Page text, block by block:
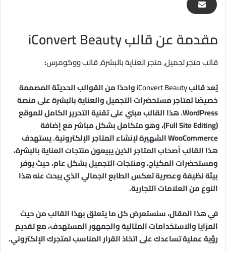
مقدمة عن قالب iConvert Beauty
قالب متجر تجميل, متجر العناية بالبشرة, قالب ووكومرس:
يُعد قالبiConvert Beautyواحدًا من القوالب الحديثة المصممة
خصيصًا لمتاجر مستحضرات التجميل والعناية بالبشرة على منصة
WordPress. هذا القالب مبني على تقنية التحرير الكامل للموقع
(Full Site Editing)، وهو متكامل بشكل مباشر مع إضافة
WooCommerce الشهيرة لإنشاء المتاجر الإلكترونية. يستهدف
هذا القالب أصحاب المتاجر الذين يبيعون منتجات العناية بالبشرة،
ومستحضرات المكياج، ومنتجات التجميل بشكل عام، حيث يوفر
بيئة نظيفة وعصرية تعكس الطابع الجمالي الذي يبحث عنه هذا
النوع من العلامات التجارية.
في هذا المقال، سنستعرض كل ما يتعلق بهذا القالب من حيث
المزايا والاستخدامات المثالية والجمهور المستهدف، مع تقديم
رؤية عملية تساعدك على اتخاذ القرار المناسب لمتجرك الإلكتروني.